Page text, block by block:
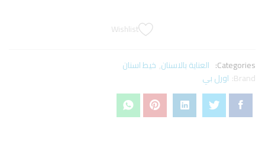
Wishlist
Categories: العناية بالاسنان, خيط اسنان
Brand: اورل بي